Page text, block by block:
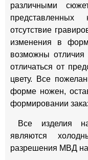
различными
отсутствие
изменения в
возможны
отличаться от
цвету. Все
форме ножен,
формировании
Все изделия
являются
разрешения МВД